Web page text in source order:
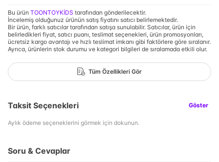
Bu ürün TOONTOYKİDS tarafından gönderilecektir.
İncelemiş olduğunuz ürünün satış fiyatını satıcı belirlemektedir.
Bir ürün, farklı satıcılar tarafından satışa sunulabilir. Satıcılar, ürün için
belirledikleri fiyat, satıcı puanı, teslimat seçenekleri, ürün promosyonları,
ücretsiz kargo avantajı ve hızlı teslimat imkanı gibi faktörlere göre sıralanır.
Ayrıca, ürünlerin stok durumu ve kategori bilgileri de sıralamada etkili olur.
Tüm Özellikleri Gör
Taksit Seçenekleri Göster
Aylık ödeme seçeneklerini görmek için dokunun.
Soru & Cevaplar